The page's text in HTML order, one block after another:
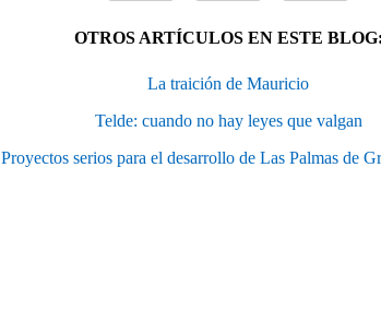
OTROS ARTÍCULOS EN ESTE BLOG:
La traición de Mauricio
Telde: cuando no hay leyes que valgan
Proyectos serios para el desarrollo de Las Palmas de